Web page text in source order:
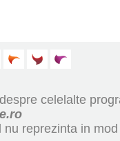
celelalte
reprezinta in